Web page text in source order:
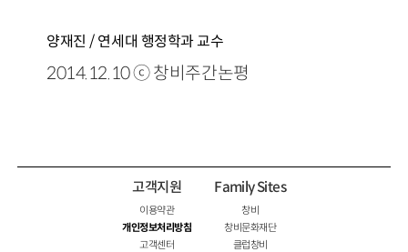
양재진 / 연세대 행정학과 교수
2014.12.10 ⓒ 창비주간논평
고객지원
이용약관
개인정보처리방침
고객센터
Family Sites
창비
창비문화재단
클럽창비